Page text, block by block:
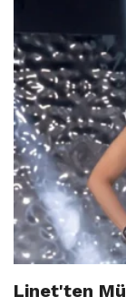
Linet'ten